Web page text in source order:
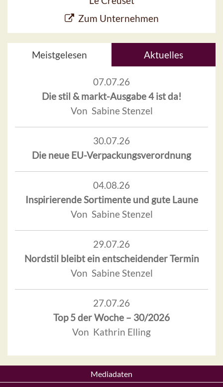
Zum Unternehmen
Meistgelesen Aktuelles
07.07.26
Die stil & markt-Ausgabe 4 ist da!
Von Sabine Stenzel
30.07.26
Die neue EU-Verpackungsverordnung
04.08.26
Inspirierende Sortimente und gute Laune
Von Sabine Stenzel
29.07.26
Nordstil bleibt ein entscheidender Termin
Von Sabine Stenzel
27.07.26
Top 5 der Woche – 30/2026
Von Kathrin Elling
Mediadaten